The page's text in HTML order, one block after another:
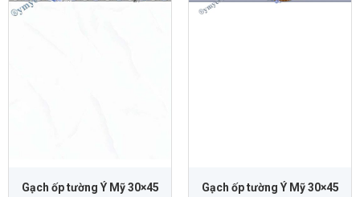
Gạch ốp tường Ý Mỹ 30×45
Gạch ốp tường Ý Mỹ 30×45